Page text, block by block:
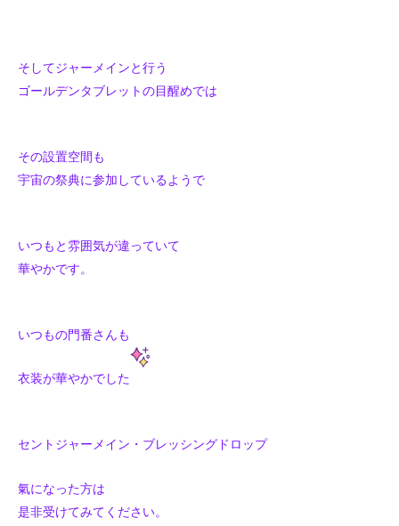
そしてジャーメインと行う
ゴールデンタブレットの目醒めでは
その設置空間も
宇宙の祭典に参加しているようで
いつもと雰囲気が違っていて
華やかです。
いつもの門番さんも
衣装が華やかでした
セントジャーメイン・ブレッシングドロップ
氣になった方は
是非受けてみてください。